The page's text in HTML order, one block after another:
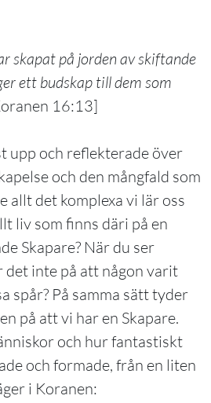
skapat på jorden av skiftande
ett budskap till dem som
16:13]
upp och reflekterade över
och den mångfald som
allt det komplexa vi lär oss
liv som finns däri på en
Skapare? När du ser
det inte på att någon varit
spår? På samma sätt tyder
på att vi har en Skapare.
och hur fantastiskt
och formade, från en liten
i Koranen: